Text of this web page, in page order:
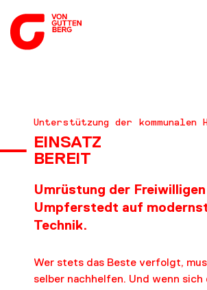
NEUES
LEISTUNGEN
BERATUNG
KARRIERE
Unterstützung der kommunalen
EINSATZ
BEREIT
Umrüstung der
Umpferstedt auf
Technik.
Wer stets das Beste verfolgt,
selber nachhelfen. Und wenn sich